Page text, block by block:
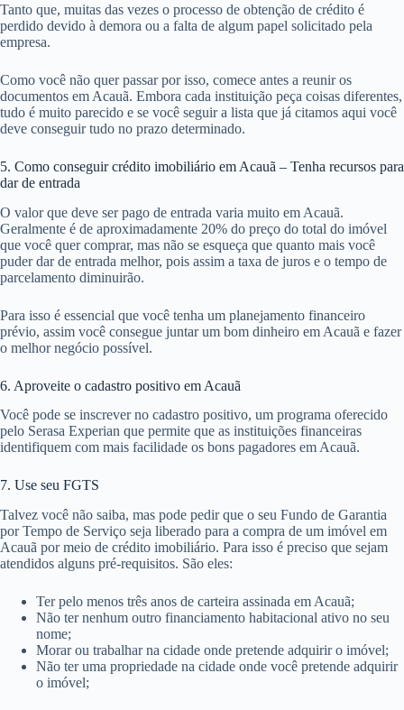
Tanto que, muitas das vezes o processo de obtenção de crédito é
perdido devido à demora ou a falta de algum papel solicitado pela
empresa.
Como você não quer passar por isso, comece antes a reunir os
documentos em Acauã. Embora cada instituição peça coisas diferentes,
tudo é muito parecido e se você seguir a lista que já citamos aqui você
deve conseguir tudo no prazo determinado.
5. Como conseguir crédito imobiliário em Acauã – Tenha recursos para
dar de entrada
O valor que deve ser pago de entrada varia muito em Acauã.
Geralmente é de aproximadamente 20% do preço do total do imóvel
que você quer comprar, mas não se esqueça que quanto mais você
puder dar de entrada melhor, pois assim a taxa de juros e o tempo de
parcelamento diminuirão.
Para isso é essencial que você tenha um planejamento financeiro
prévio, assim você consegue juntar um bom dinheiro em Acauã e fazer
o melhor negócio possível.
6. Aproveite o cadastro positivo em Acauã
Você pode se inscrever no cadastro positivo, um programa oferecido
pelo Serasa Experian que permite que as instituições financeiras
identifiquem com mais facilidade os bons pagadores em Acauã.
7. Use seu FGTS
Talvez você não saiba, mas pode pedir que o seu Fundo de Garantia
por Tempo de Serviço seja liberado para a compra de um imóvel em
Acauã por meio de crédito imobiliário. Para isso é preciso que sejam
atendidos alguns pré-requisitos. São eles:
Ter pelo menos três anos de carteira assinada em Acauã;
Não ter nenhum outro financiamento habitacional ativo no seu
nome;
Morar ou trabalhar na cidade onde pretende adquirir o imóvel;
Não ter uma propriedade na cidade onde você pretende adquirir
o imóvel;